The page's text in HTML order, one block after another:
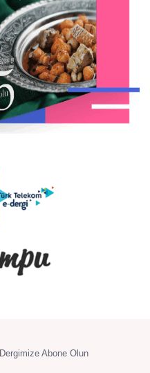
Dergimize Abone Olun